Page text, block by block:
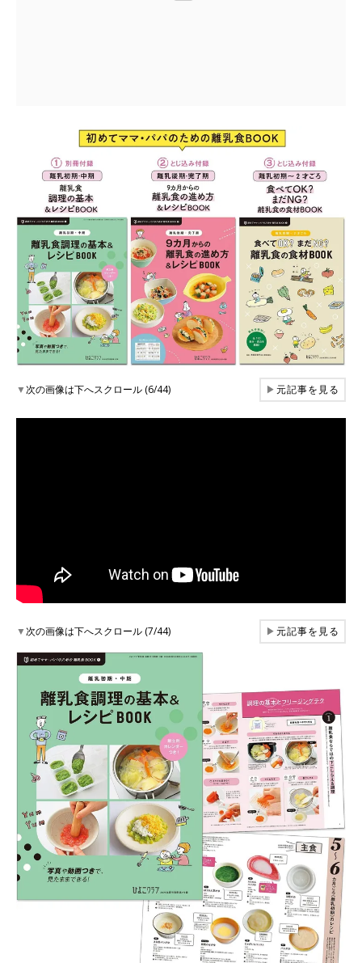
▼次の画像は下へスクロール (6/44) ▶元記事を見る
▼次の画像は下へスクロール (7/44) ▶元記事を見る